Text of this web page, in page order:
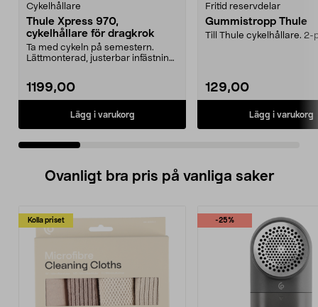
Cykelhållare
Thule Xpress 970,
cykelhållare för dragkrok
Ta med cykeln på semestern.
Lättmonterad, justerbar infästning
1199,00
Lägg i varukorg
Fritid reservdelar
Gummistropp Thule
Till Thule cykelhållare. 2-
129,00
Lägg i varukorg
Ovanligt bra pris på vanliga saker
Kolla priset -25%